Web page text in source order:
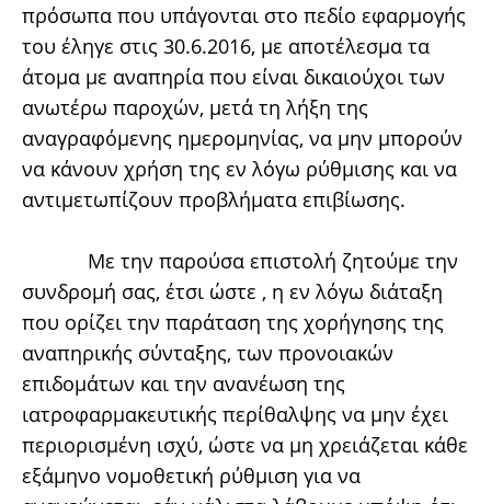
πρόσωπα που υπάγονται στο πεδίο εφαρμογής
του έληγε στις 30.6.2016, με αποτέλεσμα τα
άτομα με αναπηρία που είναι δικαιούχοι των
ανωτέρω παροχών, μετά τη λήξη της
αναγραφόμενης ημερομηνίας, να μην μπορούν
να κάνουν χρήση της εν λόγω ρύθμισης και να
αντιμετωπίζουν προβλήματα επιβίωσης.
Με την παρούσα επιστολή ζητούμε την
συνδρομή σας, έτσι ώστε , η εν λόγω διάταξη
που ορίζει την παράταση της χορήγησης της
αναπηρικής σύνταξης, των προνοιακών
επιδομάτων και την ανανέωση της
ιατροφαρμακευτικής περίθαλψης να μην έχει
περιορισμένη ισχύ, ώστε να μη χρειάζεται κάθε
εξάμηνο νομοθετική ρύθμιση για να